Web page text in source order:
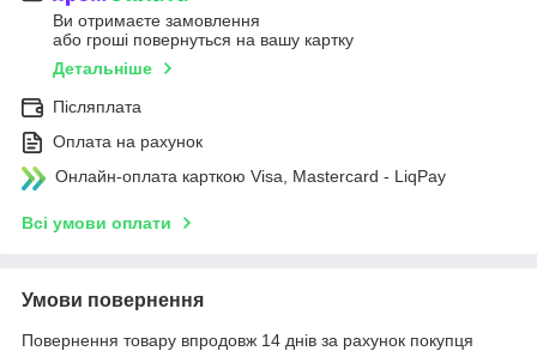
Ви отримаєте замовлення
або гроші повернуться на вашу картку
Детальніше
Післяплата
Оплата на рахунок
Онлайн-оплата карткою Visa, Mastercard - LiqPay
Всі умови оплати
Умови повернення
Повернення товару впродовж 14 днів за рахунок покупця